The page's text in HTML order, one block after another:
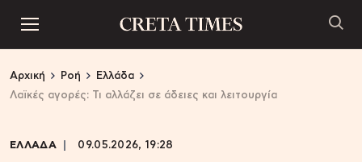
Αρχική Ροή
Ελλάδα
Λαϊκές αγορές: Τι αλλάζει σε άδειες και λειτουργία
ΕΛΛΑΔΑ 09.05.2026, 19:28